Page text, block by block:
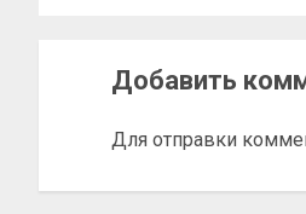
Добавить
Для отправки